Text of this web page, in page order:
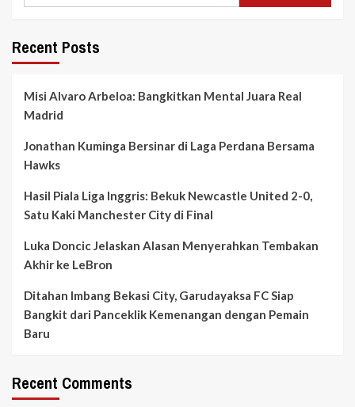
Recent Posts
Misi Alvaro Arbeloa: Bangkitkan Mental Juara Real
Madrid
Jonathan Kuminga Bersinar di Laga Perdana Bersama
Hawks
Hasil Piala Liga Inggris: Bekuk Newcastle United 2-0,
Satu Kaki Manchester City di Final
Luka Doncic Jelaskan Alasan Menyerahkan Tembakan
Akhir ke LeBron
Ditahan Imbang Bekasi City, Garudayaksa FC Siap
Bangkit dari Panceklik Kemenangan dengan Pemain
Baru
Recent Comments